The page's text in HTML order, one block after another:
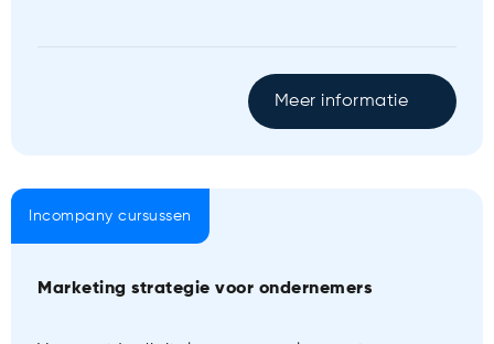
Meer informatie
Incompany cursussen
Marketing strategie voor ondernemers